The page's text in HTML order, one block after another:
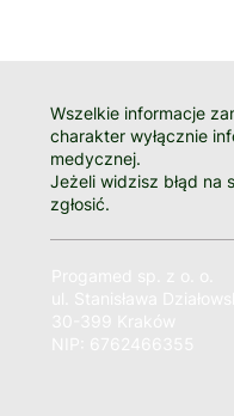
Wszelkie informacje
charakter wyłącznie
medycznej.
Jeżeli widzisz błąd na
zgłosić.